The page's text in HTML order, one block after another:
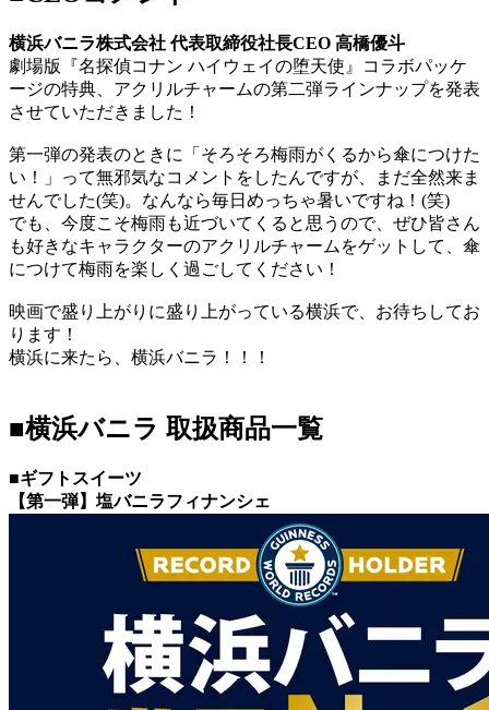
横浜バニラ株式会社 代表取締役社長CEO 高橋優斗
劇場版『名探偵コナン ハイウェイの堕天使』コラボパッケ
ージの特典、アクリルチャームの第二弾ラインナップを発表
させていただきました！
第一弾の発表のときに「そろそろ梅雨がくるから傘につけた
い！」って無邪気なコメントをしたんですが、まだ全然来ま
せんでした(笑)。なんなら毎日めっちゃ暑いですね！(笑)
でも、今度こそ梅雨も近づいてくると思うので、ぜひ皆さん
も好きなキャラクターのアクリルチャームをゲットして、傘
につけて梅雨を楽しく過ごしてください！
映画で盛り上がりに盛り上がっている横浜で、お待ちしてお
ります！
横浜に来たら、横浜バニラ！！！
■横浜バニラ 取扱商品一覧
■ギフトスイーツ
【第一弾】塩バニラフィナンシェ